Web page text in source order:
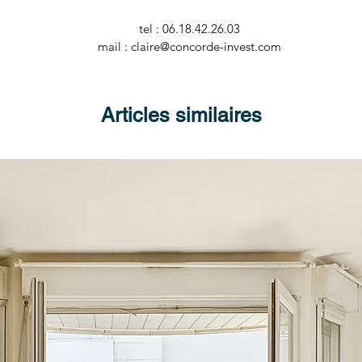
tel : 06.18.42.26.03
mail : claire@concorde-invest.com
Articles similaires